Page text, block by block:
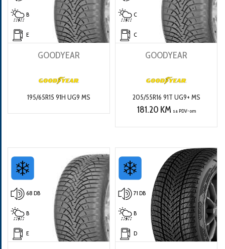
B
E
GOODYEAR
195/65R15 91H UG9 MS
C
C
GOODYEAR
205/55R16 91T UG9+ MS
181.20 KM sa PDV-om
68 DB
B
E
71 DB
B
D